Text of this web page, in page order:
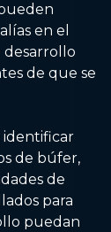
en el
desarrollo
de que se
identificar
de búfer,
de
para
puedan